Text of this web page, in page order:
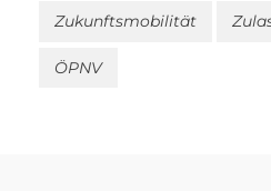
Zukunftsmobilität
ÖPNV